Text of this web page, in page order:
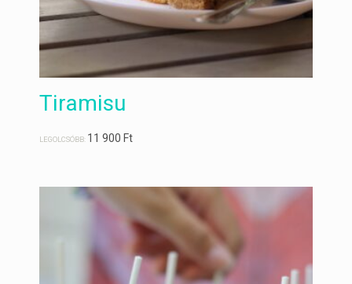
Tiramisu
LEGOLCSÓBB: 11 900Ft